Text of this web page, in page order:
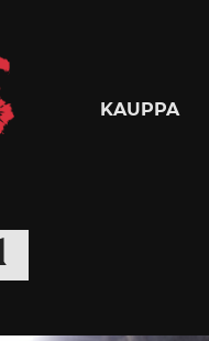
KAUPPA